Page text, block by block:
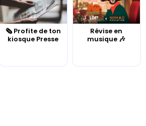
🗞️ Profite de ton
kiosque Presse
Révise en
musique 🎶